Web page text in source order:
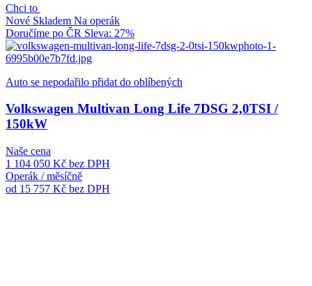
Chci to
Nové Skladem Na operák
Doručíme po ČR Sleva: 27%
Auto se nepodařilo přidat do oblíbených
Volkswagen Multivan Long Life 7DSG 2,0TSI /
150kW
Naše cena
1 104 050 Kč bez DPH
Operák / měsíčně
od 15 757 Kč bez DPH